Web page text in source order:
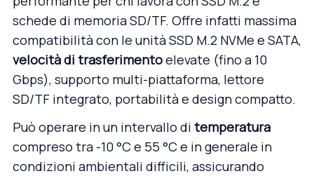
schede di memoria SD/TF. Offre infatti massima
compatibilità con le unità SSD M.2 NVMe e SATA,
velocità di trasferimentoelevate (fino a 10
Gbps), supporto multi-piattaforma, lettore
SD/TF integrato, portabilità e design compatto.
Può operare in un intervallo di temperatura
compreso tra -10 °C e 55 °C e in generale in
condizioni ambientali difficili, assicurando